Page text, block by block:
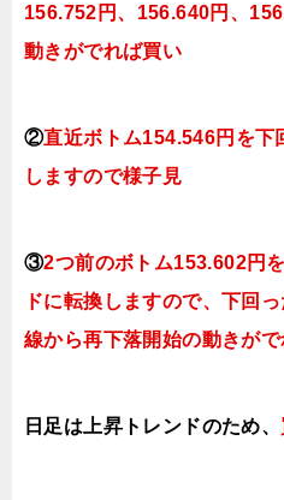
156.752円、156.640円、
動きがでれば買い
②直近ボトム154.546円を下
しますので様子見
③2つ前のボトム153.602円
ドに転換 しますので、下回
線から再下落開始の動きがで
日足は上昇トレンドのため、